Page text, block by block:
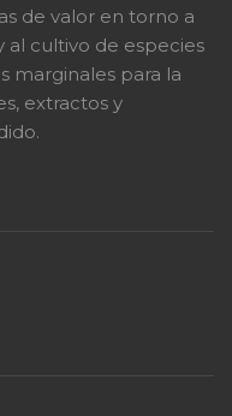
de valor en torno a
al cultivo de especies
marginales para la
extractos y